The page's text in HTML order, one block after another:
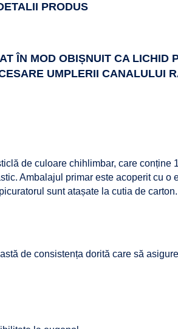
PRODUS
ÎN MOD OBIȘNUIT CA LICHID
UMPLERII CANALULUI
de culoare chihlimbar, care conține
Ambalajul primar este acoperit cu o
sunt atașate la cutia de carton.
de consistența dorită care să